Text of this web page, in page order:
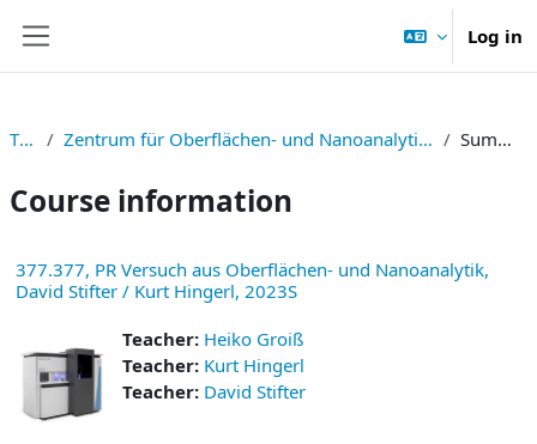
Log in
TNF Zentrum für Oberflächen- und Nanoanalytik (ZONA) Summary
Course information
377.377, PR Versuch aus Oberflächen- und Nanoanalytik,
David Stifter / Kurt Hingerl, 2023S
Teacher: Heiko Groiß
Teacher: Kurt Hingerl
Teacher: David Stifter